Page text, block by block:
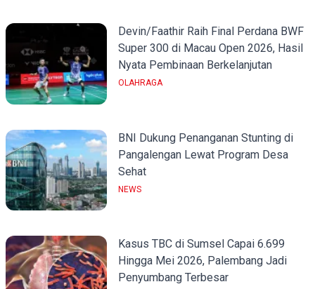
Devin/Faathir Raih Final Perdana BWF
Super 300 di Macau Open 2026, Hasil
Nyata Pembinaan Berkelanjutan
OLAHRAGA
BNI Dukung Penanganan Stunting di
Pangalengan Lewat Program Desa
Sehat
NEWS
Kasus TBC di Sumsel Capai 6.699
Hingga Mei 2026, Palembang Jadi
Penyumbang Terbesar